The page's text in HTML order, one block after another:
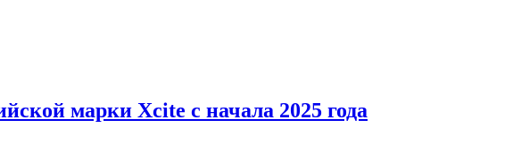
марки Xcite с начала 2025 года